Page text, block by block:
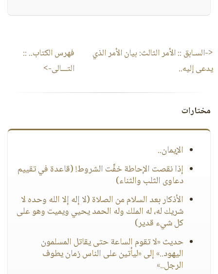
<-السـابق ::الأمر الثالث: بيان الأمر الذي
يدعى إليه..
فهرس الكتاب.. ::
التـــالى->
مختارات
الإيمان..
إذا نقصت الإحاطة خفَّت الشروط! (قاعدة في تقييم
دعاوى الثلب والثناء)
الأذكار بعد السلام من الصلاة (لا إله إلا الله وحده لا
شريك له، له الملك وله الحمد يحيي ويميت وهو على
كل شيء قدير)
حديث «لا تقوم الساعة حتى يقاتل المسلمون
اليهود..» إلى «ليأتين على الناس زمان يطوف
الرجل..»